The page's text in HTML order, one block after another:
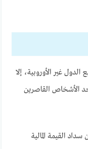
غير الأوروبية، إلا
الأشخاص القاصرين
القيمة المالية